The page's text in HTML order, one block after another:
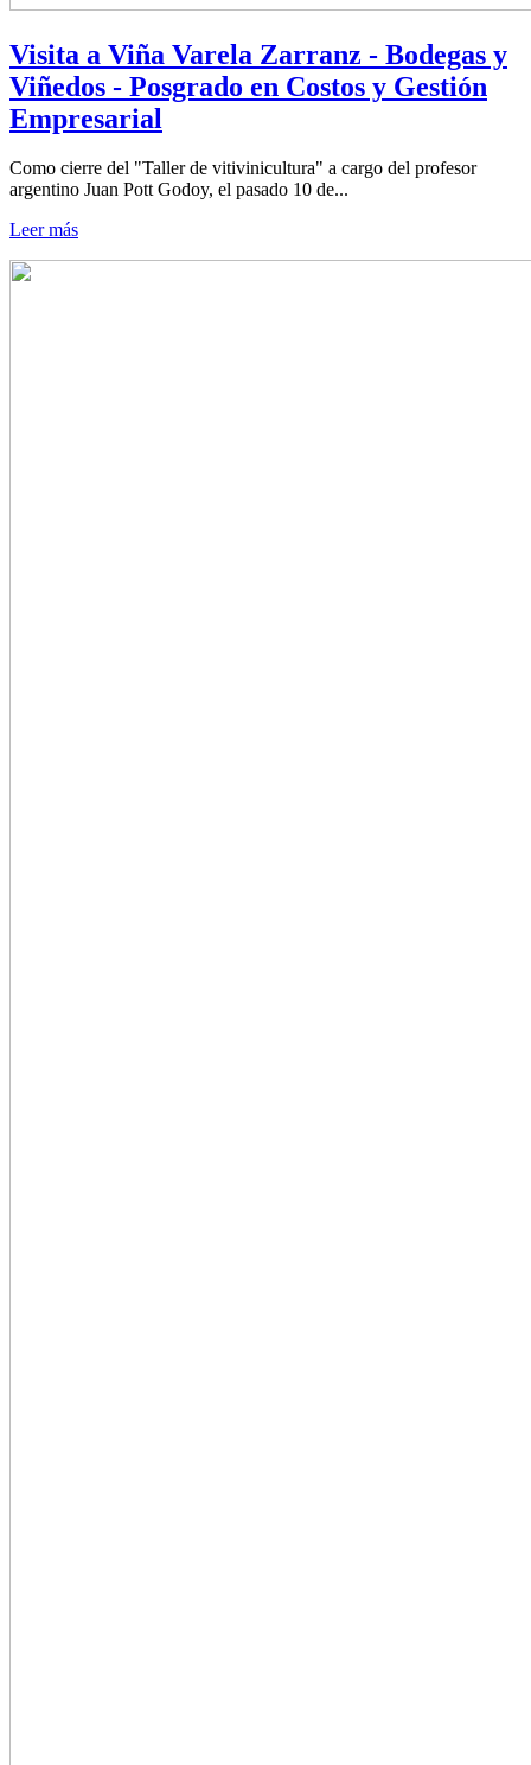
Visita a Viña Varela Zarranz - Bodegas y
Viñedos - Posgrado en Costos y Gestión
Empresarial
Como cierre del "Taller de vitivinicultura" a cargo del profesor
argentino Juan Pott Godoy, el pasado 10 de...
Leer más